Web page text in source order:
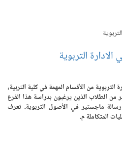
التربوية
التربوية من الأقسام المهمة في كلية التربية،
من الطلاب الذين يرغبون بدراسة هذا الفرع
ماجستير في الأصول التربوية. تعرف
المتكاملة م.